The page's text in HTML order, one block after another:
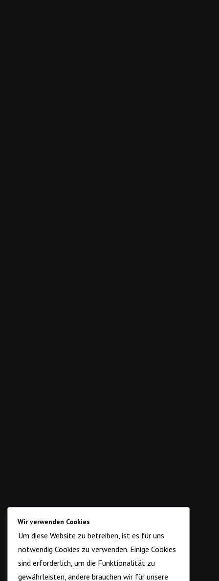
Wir verwenden Cookies
Um diese Website zu betreiben, ist es für uns
notwendig Cookies zu verwenden. Einige Cookies
sind erforderlich, um die Funktionalität zu
gewährleisten, andere brauchen wir für unsere